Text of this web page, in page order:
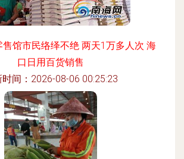
馆市民络绎不绝 两天1万多人次 海
口日用百货销售
间：2026-08-06 00:25:23